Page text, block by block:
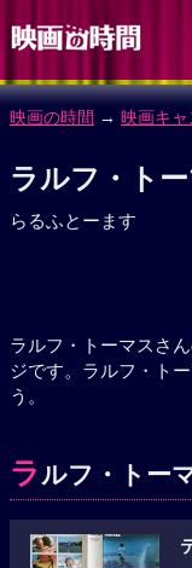
映画の時間 → 映画キャ
ラルフ・ト
らるふとーます
ラルフ・トーマスさ
ジです。ラルフ・ト
う。
ラ ルフ・トー